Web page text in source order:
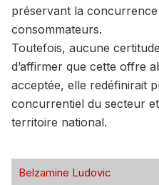
préservant la
consommateurs.
Toutefois, aucune
d’affirmer que cette offre
acceptée, elle redéfinirait
concurrentiel du secteur
territoire national.
Belzamine Ludovic